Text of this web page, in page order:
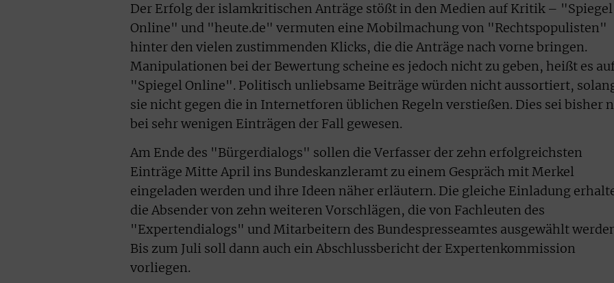
Der Erfolg der islamkritischen Anträge stößt in den Medien auf Kritik – "Spiegel
Online" und "heute.de" vermuten eine Mobilmachung von "Rechtspopulisten"
hinter den vielen zustimmenden Klicks, die die Anträge nach vorne bringen.
Manipulationen bei der Bewertung scheine es jedoch nicht zu geben, heißt es
"Spiegel Online". Politisch unliebsame Beiträge würden nicht aussortiert,
sie nicht gegen die in Internetforen üblichen Regeln verstießen. Dies sei bisher
bei sehr wenigen Einträgen der Fall gewesen.
Am Ende des "Bürgerdialogs" sollen die Verfasser der zehn erfolgreichsten
Einträge Mitte April ins Bundeskanzleramt zu einem Gespräch mit Merkel
eingeladen werden und ihre Ideen näher erläutern. Die gleiche Einladung
die Absender von zehn weiteren Vorschlägen, die von Fachleuten des
"Expertendialogs" und Mitarbeitern des Bundespresseamtes ausgewählt
Bis zum Juli soll dann auch ein Abschlussbericht der Expertenkommission
vorliegen.